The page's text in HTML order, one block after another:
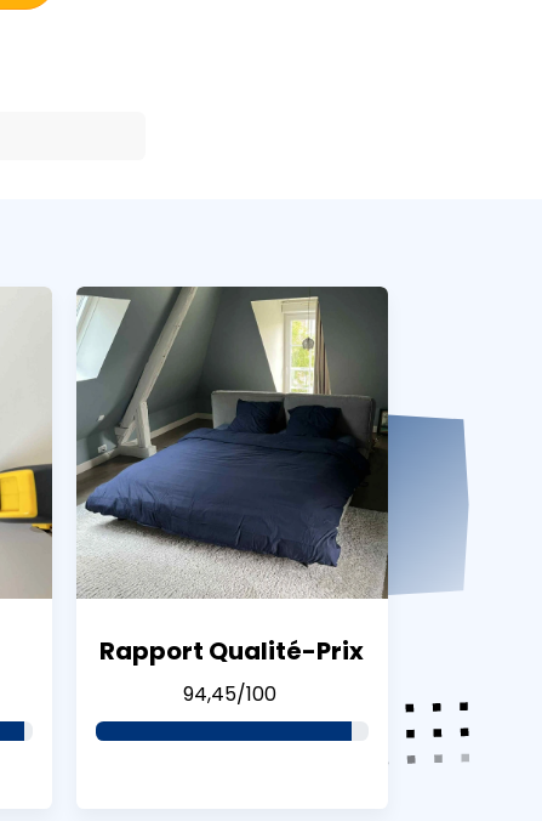
Rapport Qualité-Prix
94,45/100